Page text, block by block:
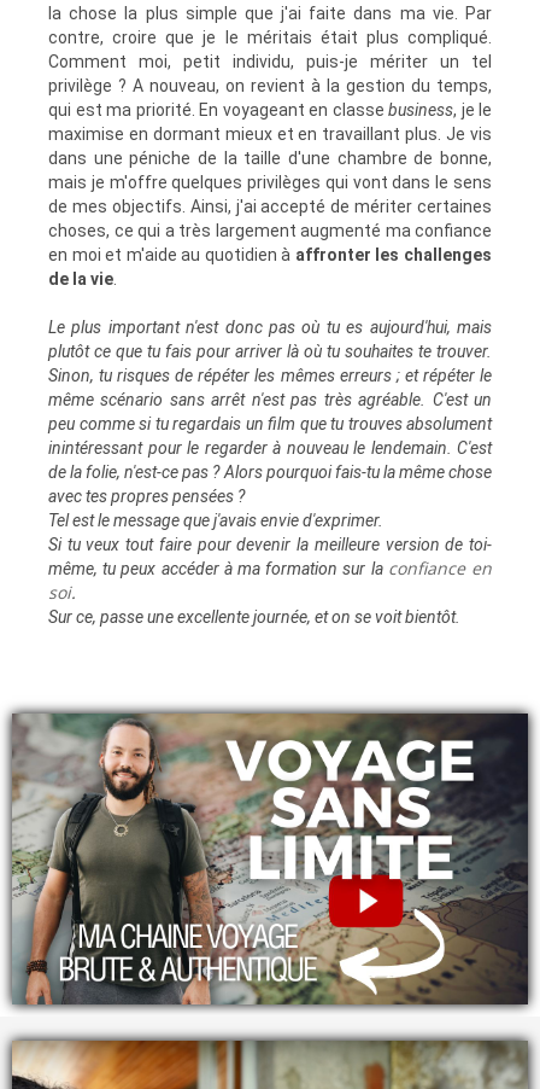
la chose la plus simple que j'ai faite dans ma vie. Par
contre, croire que je le méritais était plus compliqué.
Comment moi, petit individu, puis-je mériter un tel
privilège ? A nouveau, on revient à la gestion du temps,
qui est ma priorité. En voyageant en classe business, je le
maximise en dormant mieux et en travaillant plus. Je vis
dans une péniche de la taille d'une chambre de bonne,
mais je m'offre quelques privilèges qui vont dans le sens
de mes objectifs. Ainsi, j'ai accepté de mériter certaines
choses, ce qui a très largement augmenté ma confiance
en moi et m'aide au quotidien à affronter les challenges
de la vie
Le plus important n'est donc pas où tu es aujourd'hui, mais
plutôt ce que tu fais pour arriver là où tu souhaites te trouver.
Sinon, tu risques de répéter les mêmes erreurs ; et répéter le
même scénario sans arrêt n'est pas très agréable. C'est un
peu comme si tu regardais un film que tu trouves absolument
inintéressant pour le regarder à nouveau le lendemain. C'est
de la folie, n'est-ce pas ? Alors pourquoi fais-tu la même chose
avec tes propres pensées ?
Tel est le message que j'avais envie d'exprimer.
Si tu veux tout faire pour devenir la meilleure version de toi-
même, tu peux accéder à ma formation sur la confiance en
soi.
Sur ce, passe une excellente journée, et on se voit bientôt.